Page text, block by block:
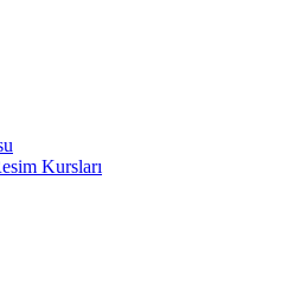
Kursları